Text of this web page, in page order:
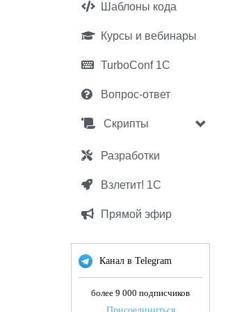
Шаблоны кода
Курсы и вебинары
TurboConf 1С
Вопрос-ответ
Скрипты
Разработки
Взлетит! 1С
Прямой эфир
Канал в Telegram
более 9 000 подписчиков